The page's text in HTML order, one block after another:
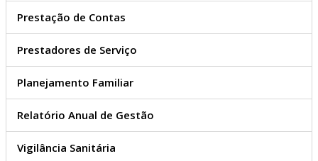
Prestação de Contas
Prestadores de Serviço
Planejamento Familiar
Relatório Anual de Gestão
Vigilância Sanitária